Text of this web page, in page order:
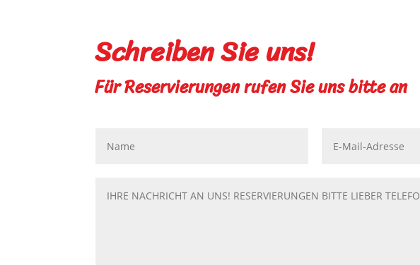
Schreiben Sie uns!
Für Reservierungen rufen Sie uns bitte an